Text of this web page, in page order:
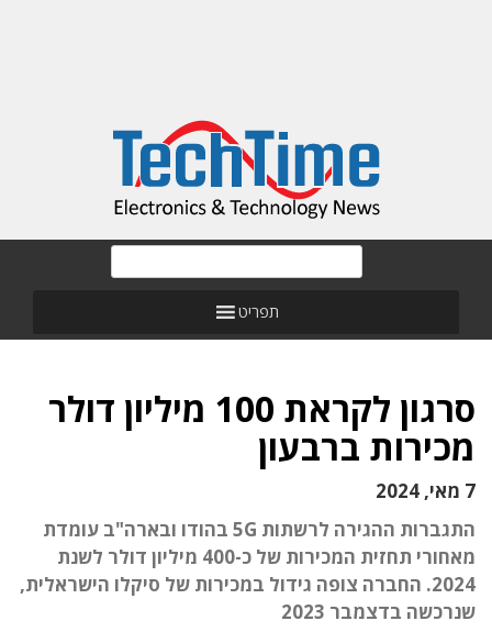
תפריט
סרגון לקראת 100 מיליון דולר
מכירות ברבעון
7 מאי, 2024
התגברות ההגירה לרשתות 5G בהודו ובארה"ב עומדת
מאחורי תחזית המכירות של כ-400 מיליון דולר לשנת
2024. החברה צופה גידול במכירות של סיקלו הישראלית,
שנרכשה בדצמבר 2023